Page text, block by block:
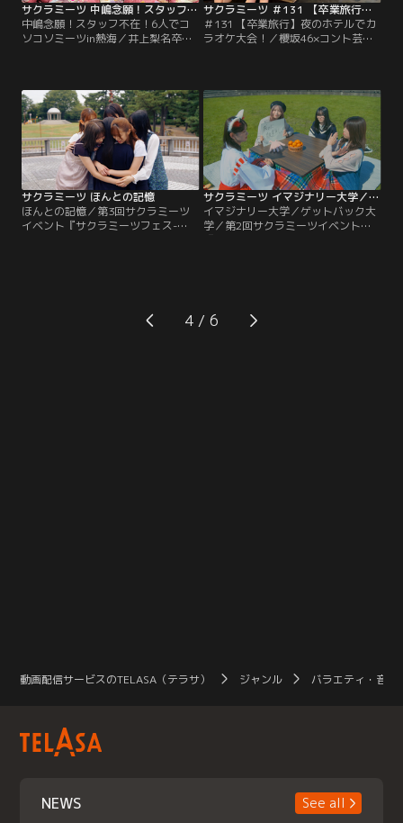
サクラミーツ 中嶋念願！スタッフ不在！6人でコソコソミーツin熱海
中嶋念願！スタッフ不在！6人でコ
ソコソミーツin熱海／井上梨名卒業
た“コソコソミーツ”を卒業旅行で特
別開催！『もし男性だったら何部に
入る？』『もし男性だったらミーツ
メンバーの中で誰を選ぶ？』など妄
想トークがノンストップ！
サクラミーツ ＃131 【卒業旅行】夜のホテルでカラオケ大会！
＃131 【卒業旅行】夜のホテルでカ
ラオケ大会！／櫻坂46×コント芸人
トダウン企画第3弾！今回は…メン
バーが井上とやりたい事を盛り込ん
だ、笑いあり涙ありの1泊2日サクラ
ミーツ卒業旅行！！旅行といえば、
楽しみなのが宿泊先。
サクラミーツ ほんとの記憶
ほんとの記憶／第3回サクラミーツ
イベント『サクラミーツフェス-
いう増本のこだわりが！！“記憶”を
めぐる、少女たちの不思議な物語。
サクラミーツ イマジナリー大学／ゲットバック大学
イマジナリー大学／ゲットバック大
学／第2回サクラミーツイベント
人のコスチュームやキャラクターも
魅力満点の作品に！大沼の個性的な
4
動画配信サービスのTELASA（テラサ） ジャンル バラエティ・音楽
NEWS See all